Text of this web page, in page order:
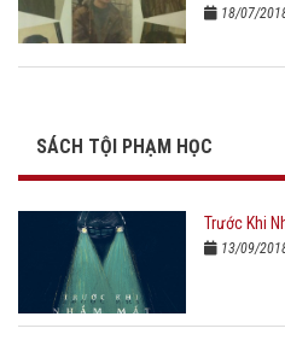
18/07/
SÁCH TỘI PHẠM HỌC
Trước Khi
13/09/